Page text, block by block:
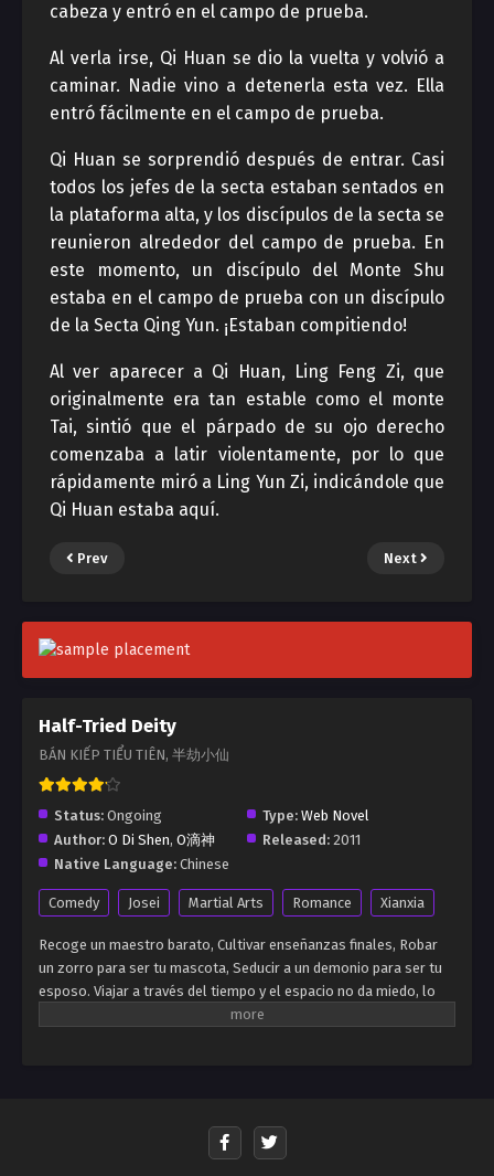
cabeza y entró en el campo de prueba.
Al verla irse, Qi Huan se dio la vuelta y volvió a
caminar. Nadie vino a detenerla esta vez. Ella
entró fácilmente en el campo de prueba.
Qi Huan se sorprendió después de entrar. Casi
todos los jefes de la secta estaban sentados en
la plataforma alta, y los discípulos de la secta se
reunieron alrededor del campo de prueba. En
este momento, un discípulo del Monte Shu
estaba en el campo de prueba con un discípulo
de la Secta Qing Yun. ¡Estaban compitiendo!
Al ver aparecer a Qi Huan, Ling Feng Zi, que
originalmente era tan estable como el monte
Tai, sintió que el párpado de su ojo derecho
comenzaba a latir violentamente, por lo que
rápidamente miró a Ling Yun Zi, indicándole que
Qi Huan estaba aquí.
Prev Next
Half-Tried Deity
BÁN KIẾP TIỂU TIÊN, 半劫小仙
Status: Ongoing Type: Web Novel
Author: O Di Shen, O滴神 Released: 2011
Native Language: Chinese
Comedy Josei Martial Arts Romance Xianxia
Recoge un maestro barato, Cultivar enseñanzas finales, Robar
un zorro para ser tu mascota, Seducir a un demonio para ser tu
esposo. Viajar a través del tiempo y el espacio no da miedo, lo
único que debe temer es la falta de cultura. Todos dicen que el
caminar. No hay nada de qué preocuparse si no puede ser
juzgado. Podemos aprobar la prueba de otro y convertirnos en